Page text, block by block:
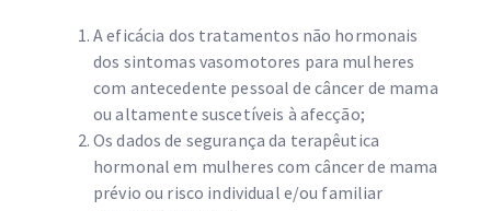
A eficácia dos tratamentos não hormonais
dos sintomas vasomotores para mulheres
com antecedente pessoal de câncer de mama
ou altamente suscetíveis à afecção;
Os dados de segurança da terapêutica
hormonal em mulheres com câncer de mama
prévio ou risco individual e/ou familiar